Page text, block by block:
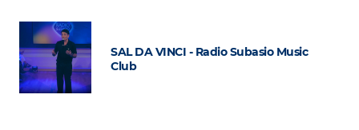
SAL DA VINCI - Radio Subasio Music
Club